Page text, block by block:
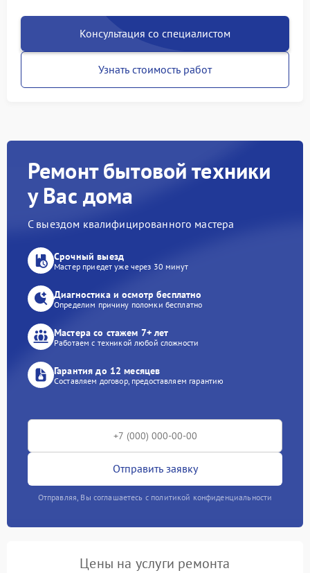
Консультация со специалистом
Узнать стоимость работ
Ремонт бытовой техники
у Вас дома
С выездом квалифицированного мастера
Срочный выезд
Мастер приедет уже через 30 минут
Диагностика и осмотр бесплатно
Определим причину поломки бесплатно
Мастера со стажем 7+ лет
Работаем с техникой любой сложности
Гарантия до 12 месяцев
Составляем договор, предоставляем гарантию
Отправить заявку
Отправляя, Вы соглашаетесь с политикой конфиденциальности
Цены на услуги ремонта